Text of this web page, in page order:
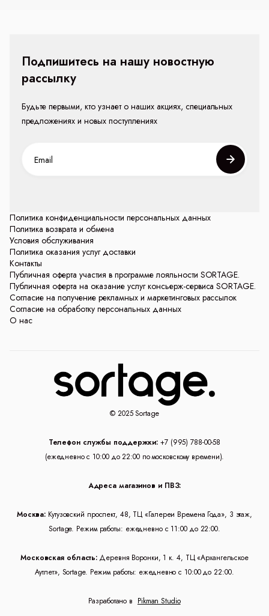
Политика конфиденциальности персональных данных
Политика возврата и обмена
Условия обслуживания
Политика оказания услуг доставки
Контакты
Публичная оферта участия в программе лояльности SORTAGE.
Публичная оферта на оказание услуг консьерж-сервиса SORTAGE.
Согласие на получение рекламных и маркетинговых рассылок
Согласие на обработку персональных данных
О нас
Подпишитесь на нашу новостную
рассылку
Будьте первыми, кто узнает о наших акциях, специальных
предложениях и новых поступлениях
© 2025 Sortage
Телефон службы поддержки: +7 (995) 788-00-58
(ежедневно с 10:00 до 22:00 по московскому времени).
Адреса магазинов и ПВЗ:
Москва: Кутузовский проспект, 48, ТЦ «Галереи Времена Года», 3 этаж,
Sortage. Режим работы: ежедневно с 11:00 до 22:00.
Московская область: Деревня Воронки, 1 к. 4, ТЦ «Архангельское
Аутлет», Sortage. Режим работы: ежедневно с 10:00 до 22:00.
Разработано в Pikman Studio